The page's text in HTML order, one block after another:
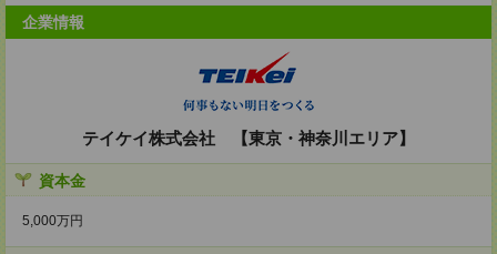
企業情報
テイケイ株式会社 【東京・神奈川エリア】
資本金
5,000万円